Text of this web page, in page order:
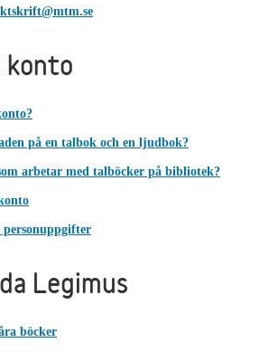
konto
på en talbok och en ljudbok?
arbetar med talböcker på bibliotek?
Legimus
böcker